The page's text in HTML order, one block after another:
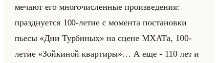
ме­ча­ют его мно­го­чис­лен­ные про­из­ве­де­ния:
празд­ну­ет­ся 100-летие с мо­мен­та по­ста­нов­ки
пьесы «Дни Турбиных» на сцене МХАТа, 100-
летие «Зойкиной квартиры»… А еще - 110 лет и